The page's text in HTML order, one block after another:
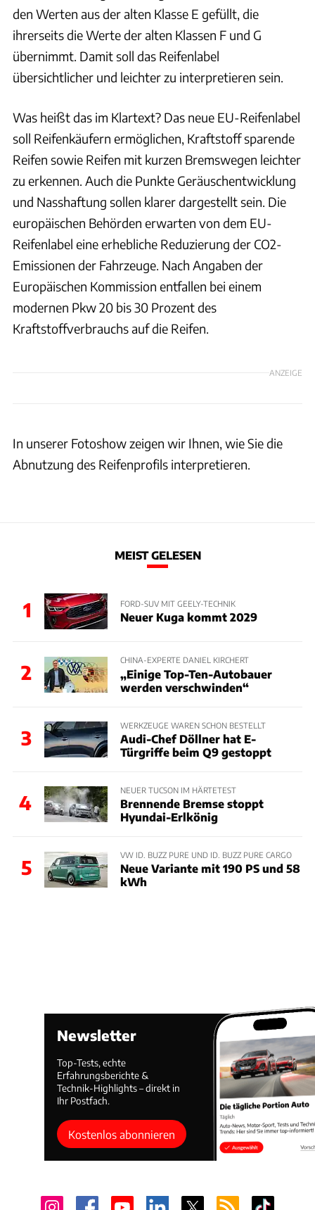
den Werten aus der alten Klasse E gefüllt, die
ihrerseits die Werte der alten Klassen F und G
übernimmt. Damit soll das Reifenlabel
übersichtlicher und leichter zu interpretieren sein.
Was heißt das im Klartext? Das neue EU-Reifenlabel
soll Reifenkäufern ermöglichen, Kraftstoff sparende
Reifen sowie Reifen mit kurzen Bremswegen leichter
zu erkennen. Auch die Punkte Geräuschentwicklung
und Nasshaftung sollen klarer dargestellt sein. Die
europäischen Behörden erwarten von dem EU-
Reifenlabel eine erhebliche Reduzierung der CO2-
Emissionen der Fahrzeuge. Nach Angaben der
Europäischen Kommission entfallen bei einem
modernen Pkw 20 bis 30 Prozent des
Kraftstoffverbrauchs auf die Reifen.
ANZEIGE
In unserer Fotoshow zeigen wir Ihnen, wie Sie die
Abnutzung des Reifenprofils interpretieren.
MEIST GELESEN
1 FORD-SUV MIT GEELY-TECHNIK
Neuer Kuga kommt 2029
2
CHINA-EXPERTE DANIEL KIRCHERT
„Einige Top-Ten-Autobauer
werden verschwinden“
3
WERKZEUGE WAREN SCHON BESTELLT
Audi-Chef Döllner hat E-
Türgriffe beim Q9 gestoppt
4
NEUER TUCSON IM HÄRTETEST
Brennende Bremse stoppt
Hyundai-Erlkönig
5
VW ID. BUZZ PURE UND ID. BUZZ PURE CARGO
Neue Variante mit 190 PS und 58
kWh
Newsletter
Top-Tests, echte
Erfahrungsberichte &
Technik-Highlights – direkt in
Ihr Postfach.
Kostenlos abonnieren